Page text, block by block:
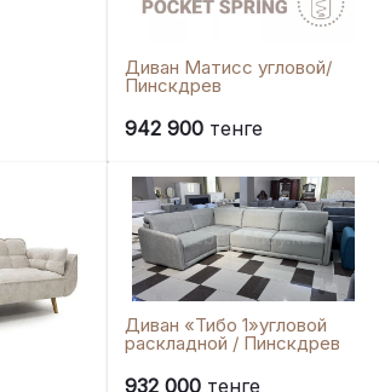
Диван Матисс угловой/
Пинскдрев
942 900 тенге
Диван «Тибо 1»угловой
раскладной / Пинскдрев
932 000 тенге